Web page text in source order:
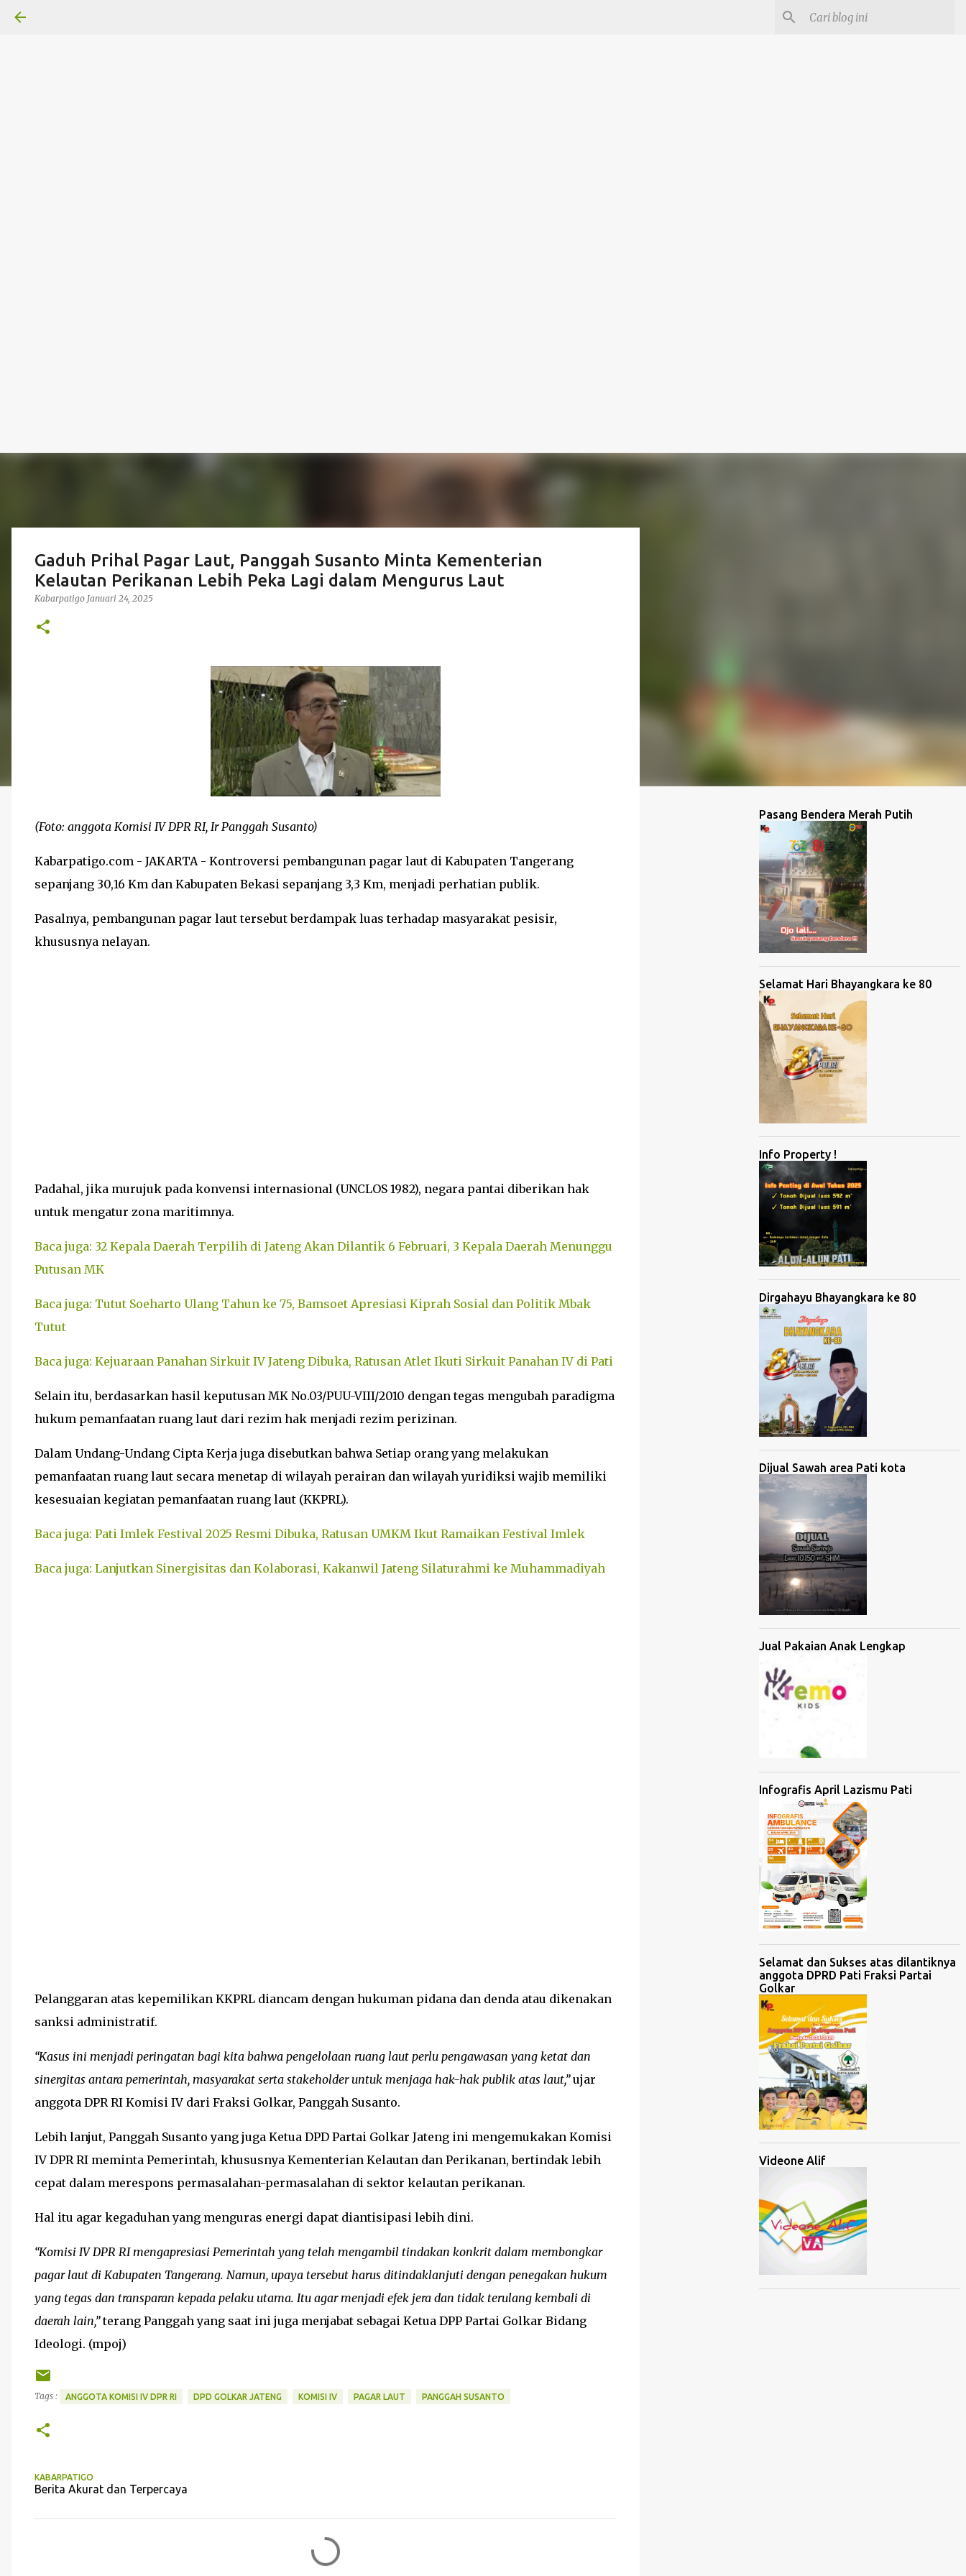
Gaduh Prihal Pagar Laut, Panggah Susanto Minta Kementerian
Kelautan Perikanan Lebih Peka Lagi dalam Mengurus Laut
Kabarpatigo Januari 24, 2025
(Foto: anggota Komisi IV DPR RI, Ir Panggah Susanto)
Kabarpatigo.com - JAKARTA - Kontroversi pembangunan pagar laut di Kabupaten Tangerang
sepanjang 30,16 Km dan Kabupaten Bekasi sepanjang 3,3 Km, menjadi perhatian publik.
Pasalnya, pembangunan pagar laut tersebut berdampak luas terhadap masyarakat pesisir,
khususnya nelayan.
Padahal, jika murujuk pada konvensi internasional (UNCLOS 1982), negara pantai diberikan hak
untuk mengatur zona maritimnya.
Baca juga: 32 Kepala Daerah Terpilih di Jateng Akan Dilantik 6 Februari, 3 Kepala Daerah Menunggu
Putusan MK
Baca juga: Tutut Soeharto Ulang Tahun ke 75, Bamsoet Apresiasi Kiprah Sosial dan Politik Mbak
Tutut
Baca juga: Kejuaraan Panahan Sirkuit IV Jateng Dibuka, Ratusan Atlet Ikuti Sirkuit Panahan IV di Pati
Selain itu, berdasarkan hasil keputusan MK No.03/PUU-VIII/2010 dengan tegas mengubah paradigma
hukum pemanfaatan ruang laut dari rezim hak menjadi rezim perizinan.
Dalam Undang-Undang Cipta Kerja juga disebutkan bahwa Setiap orang yang melakukan
pemanfaatan ruang laut secara menetap di wilayah perairan dan wilayah yuridiksi wajib memiliki
kesesuaian kegiatan pemanfaatan ruang laut (KKPRL).
Baca juga: Pati Imlek Festival 2025 Resmi Dibuka, Ratusan UMKM Ikut Ramaikan Festival Imlek
Baca juga: Lanjutkan Sinergisitas dan Kolaborasi, Kakanwil Jateng Silaturahmi ke Muhammadiyah
Pelanggaran atas kepemilikan KKPRL diancam dengan hukuman pidana dan denda atau dikenakan
sanksi administratif.
“Kasus ini menjadi peringatan bagi kita bahwa pengelolaan ruang laut perlu pengawasan yang ketat dan
sinergitas antara pemerintah, masyarakat serta stakeholder untuk menjaga hak-hak publik atas laut,”ujar
anggota DPR RI Komisi IV dari Fraksi Golkar, Panggah Susanto.
Lebih lanjut, Panggah Susanto yang juga Ketua DPD Partai Golkar Jateng ini mengemukakan Komisi
IV DPR RI meminta Pemerintah, khususnya Kementerian Kelautan dan Perikanan, bertindak lebih
cepat dalam merespons permasalahan-permasalahan di sektor kelautan perikanan.
Hal itu agar kegaduhan yang menguras energi dapat diantisipasi lebih dini.
“Komisi IV DPR RI mengapresiasi Pemerintah yang telah mengambil tindakan konkrit dalam membongkar
pagar laut di Kabupaten Tangerang. Namun, upaya tersebut harus ditindaklanjuti dengan penegakan hukum
yang tegas dan transparan kepada pelaku utama. Itu agar menjadi efek jera dan tidak terulang kembali di
daerah lain,”terang Panggah yang saat ini juga menjabat sebagai Ketua DPP Partai Golkar Bidang
Ideologi. (mpoj)
Tags : ANGGOTA KOMISI IV DPR RI DPD GOLKAR JATENG KOMISI IV PAGAR LAUT PANGGAH SUSANTO
KABARPATIGO
Berita Akurat dan Terpercaya
Pasang Bendera Merah Putih
Selamat Hari Bhayangkara ke 80
Info Property !
Dirgahayu Bhayangkara ke 80
Dijual Sawah area Pati kota
Jual Pakaian Anak Lengkap
Infografis April Lazismu Pati
Selamat dan Sukses atas dilantiknya
anggota DPRD Pati Fraksi Partai
Golkar
Videone Alif